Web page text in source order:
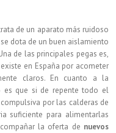
de un aparato más ruidoso
dota de un buen aislamiento
de las principales pegas es,
en España por acometer
claros. En cuanto a la
es que si de repente todo el
por las calderas de
suficiente para alimentarlas
la oferta de nuevos